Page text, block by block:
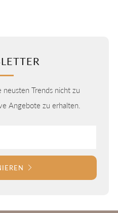
Trends nicht zu
Angebote zu erhalten.